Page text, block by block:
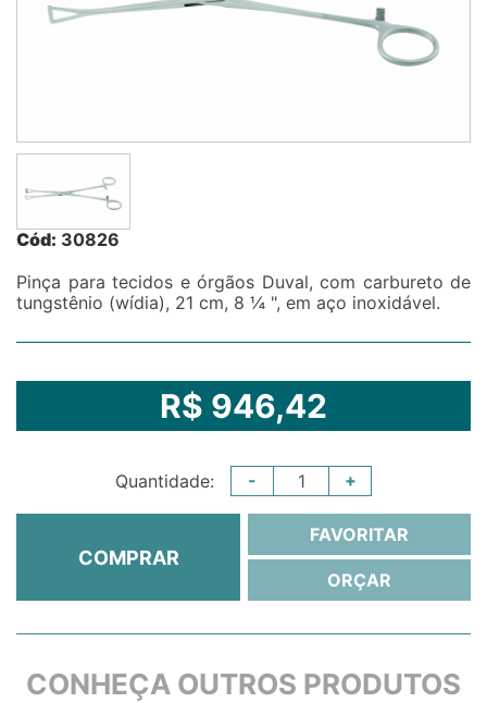
Cód: 30826
Pinça para tecidos e órgãos Duval, com carbureto de
tungstênio (wídia), 21 cm, 8 ¼ ", em aço inoxidável.
R$ 946,42
Quantidade: - +
COMPRAR
FAVORITAR
ORÇAR
CONHEÇA OUTROS PRODUTOS